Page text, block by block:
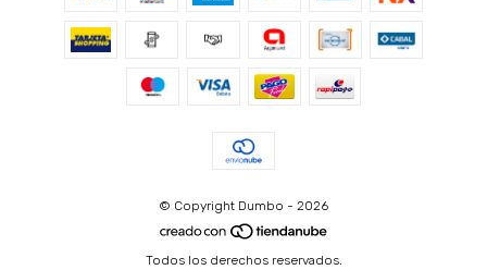
© Copyright Dumbo - 2026
Todos los derechos reservados.